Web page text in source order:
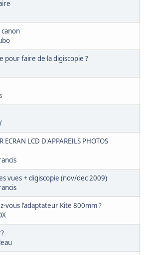
pour faire de la digiscopie ?
ECRAN LCD D'APPAREILS PHOTOS
vues + digiscopie (nov/dec 2009)
vous l'adaptateur Kite 800mm ?